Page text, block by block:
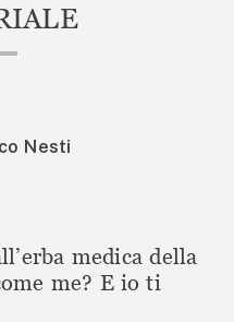
Nesti
medica della
me? E io ti